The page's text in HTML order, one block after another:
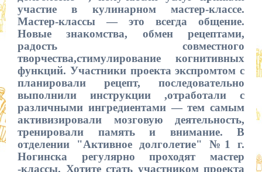
участие в кулинарном мастер-классе.
Мастер-классы — это всегда общение.
Новые знакомства, обмен рецептами,
радость совместного
творчества,стимулирование когнитивных
функций. Участники проекта экспромтом с
планировали рецепт, последовательно
выполнили инструкции ,отработали с
различными ингредиентами — тем самым
активизировали мозговую деятельность,
тренировали память и внимание. В
отделении "Активное долголетие" №1 г.
Ногинска регулярно проходят мастер
-классы. Хотите стать участником проекта